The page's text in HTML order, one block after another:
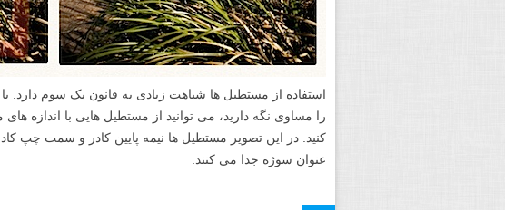
استفاده از مستطیل ها شباهت زیادی به قانون یک سوم دارد.
را مساوی نگه دارید، می توانید از مستطیل هایی با اندازه
کنید. در این تصویر مستطیل ها نیمه پایین کادر و سمت چپ
عنوان سوژه جدا می کنند.